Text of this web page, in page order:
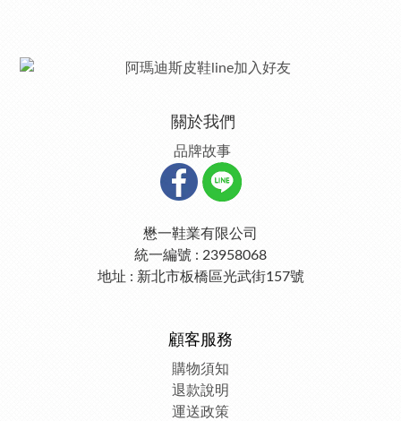
關於我們
品牌故事
懋一鞋業有限公司
統一編號 : 23958068
地址 : 新北市板橋區光武街157號
顧客服務
購物須知
退款說明
運送政策